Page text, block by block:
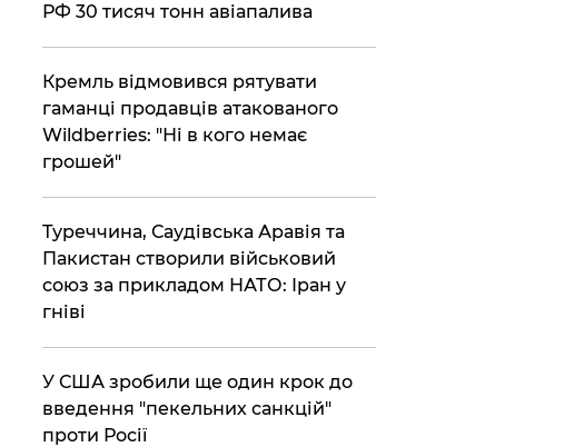
РФ 30 тисяч тонн авіапалива
​Кремль відмовився рятувати
гаманці продавців атакованого
Wildberries: "Ні в кого немає
грошей"
​Туреччина, Саудівська Аравія та
Пакистан створили військовий
союз за прикладом НАТО: Іран у
гніві
​У США зробили ще один крок до
введення "пекельних санкцій"
проти Росії